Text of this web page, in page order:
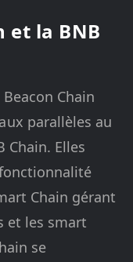
et la BNB
Chain
parallèles au
Chain. Elles
Chain gérant
et les smart
se